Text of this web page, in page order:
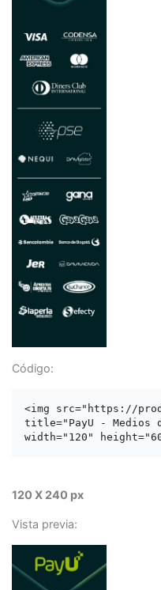
Código:
<img src="https://prod-
title="PayU - Medios
120 X 240 px
Vista previa: